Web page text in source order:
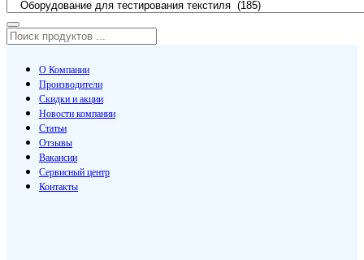
О Компании
Производители
Скидки и акции
Новости компании
Статьи
Отзывы
Вакансии
Сервисный центр
Контакты